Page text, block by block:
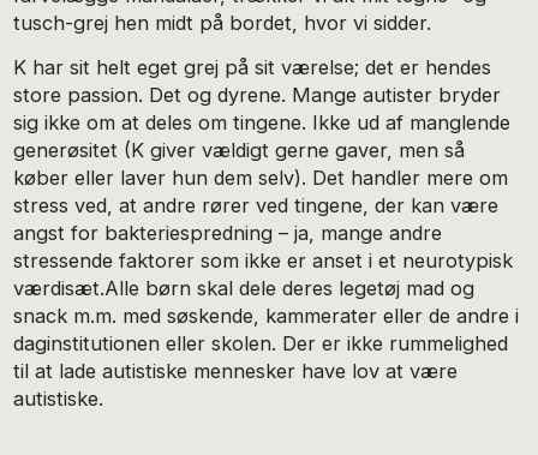
tusch-grej hen midt på bordet, hvor vi sidder.
K har sit helt eget grej på sit værelse; det er hendes
store passion. Det og dyrene. Mange autister bryder
sig ikke om at deles om tingene. Ikke ud af manglende
generøsitet (K giver vældigt gerne gaver, men så
køber eller laver hun dem selv). Det handler mere om
stress ved, at andre rører ved tingene, der kan være
angst for bakteriespredning – ja, mange andre
stressende faktorer som ikke er anset i et neurotypisk
værdisæt.Alle børn skal dele deres legetøj mad og
snack m.m. med søskende, kammerater eller de andre i
daginstitutionen eller skolen. Der er ikke rummelighed
til at lade autistiske mennesker have lov at være
autistiske.